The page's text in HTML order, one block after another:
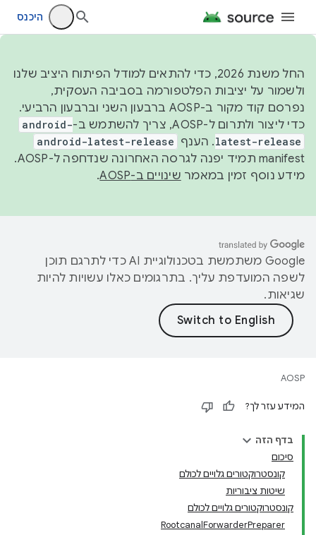
היכנס
החל משנת 2026, כדי להתאים למודל הפיתוח היציב שלנו
ולשמור על יציבות הפלטפורמה בסביבה העסקית,
נפרסם קוד מקור ב-AOSP ברבעון השני וברבעון הרביעי.
כדי ליצור ולתרום ל-AOSP, צריך להשתמש ב-
android-
latest-release. הענף android-latest-release
manifest תמיד יפנה לגרסה האחרונה שנדחפה ל-AOSP.
מידע נוסף זמין במאמר שינויים ב-AOSP .
‫Google משתמשת בטכנולוגיית AI כדי לתרגם תוכן
לשפה המועדפת עליך. בתרגומים כאלו עשויות להיות
שגיאות.
AOSP
המידע עזר לך?
בדף הזה
סיכום
קונסטרוקטורים גלויים לכולם
שיטות ציבוריות
קונסטרוקטורים גלויים לכולם
RootcanalForwarderPreparer